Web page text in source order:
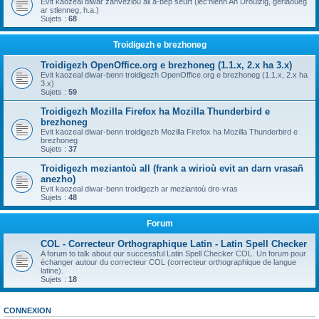
ar stlenneg, h.a.)
Sujets : 68
Troidigezh e brezhoneg
Troidigezh OpenOffice.org e brezhoneg (1.1.x, 2.x ha 3.x)
Evit kaozeal diwar-benn troidigezh OpenOffice.org e brezhoneg (1.1.x, 2.x ha
3.x)
Sujets : 59
Troidigezh Mozilla Firefox ha Mozilla Thunderbird e
brezhoneg
Evit kaozeal diwar-benn troidigezh Mozilla Firefox ha Mozilla Thunderbird e
brezhoneg
Sujets : 37
Troidigezh meziantoù all (frank a wirioù evit an darn vrasañ
anezho)
Evit kaozeal diwar-benn troidigezh ar meziantoù dre-vras
Sujets : 48
Forum
COL - Correcteur Orthographique Latin - Latin Spell Checker
A forum to talk about our successful Latin Spell Checker COL. Un forum pour
échanger autour du correcteur COL (correcteur orthographique de langue
latine).
Sujets : 18
CONNEXION